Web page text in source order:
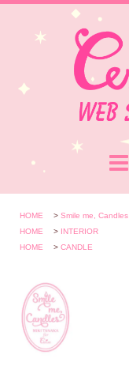
HOME > Smile me, Candles
HOME
> INTERIOR
HOME
> CANDLE